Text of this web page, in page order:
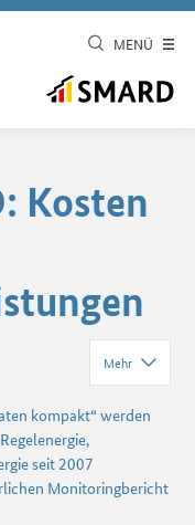
MENÜ
Kosten
Mehr
kompakt“ werden
seit 2007
Monitoringbericht